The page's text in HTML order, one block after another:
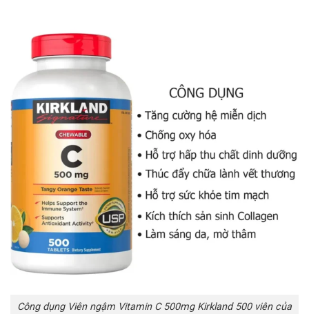
Công dụng Viên ngậm Vitamin C 500mg Kirkland 500 viên của